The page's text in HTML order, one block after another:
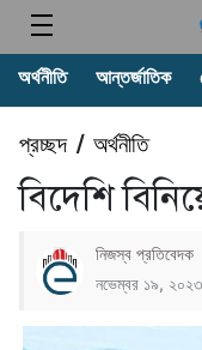
অর্থনীতি আন্তর্জাতিক
প্রচ্ছদ/ অর্থনীতি
বিদেশি
নিজস্ব প্রতিবেদক
নভেম্বর ১৯,